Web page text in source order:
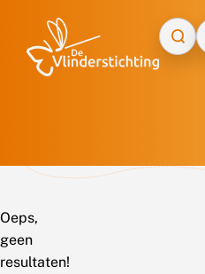
Oeps,
geen
resultaten!